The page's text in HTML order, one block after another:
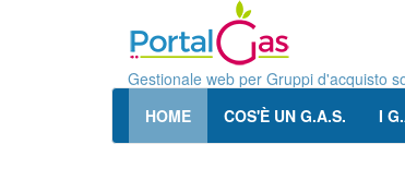
Gestionale web per Gruppi d'acquisto
HOME
COS'È UN G.A.S. I